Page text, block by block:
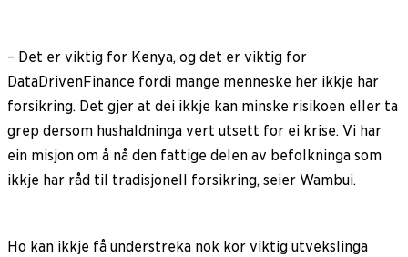
– Det er viktig for Kenya, og det er viktig for
DataDrivenFinance fordi mange menneske her ikkje har
forsikring. Det gjer at dei ikkje kan minske risikoen eller ta
grep dersom hushaldninga vert utsett for ei krise. Vi har
ein misjon om å nå den fattige delen av befolkninga som
ikkje har råd til tradisjonell forsikring, seier Wambui.
Ho kan ikkje få understreka nok kor viktig utvekslinga